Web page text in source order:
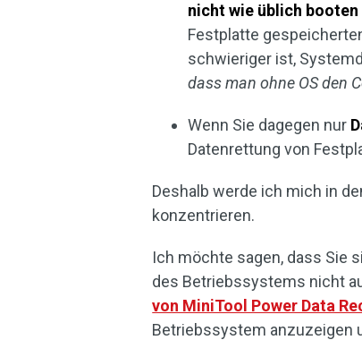
nicht wie üblich booten
Festplatte
schwieriger ist,
dass man ohne OS den
Wenn Sie dagegen nur
Datenrettung von
Deshalb werde ich mich in
konzentrieren.
Ich möchte sagen, dass Sie
des Betriebssystems nicht
von MiniTool Power Data
Betriebssystem anzuzeigen